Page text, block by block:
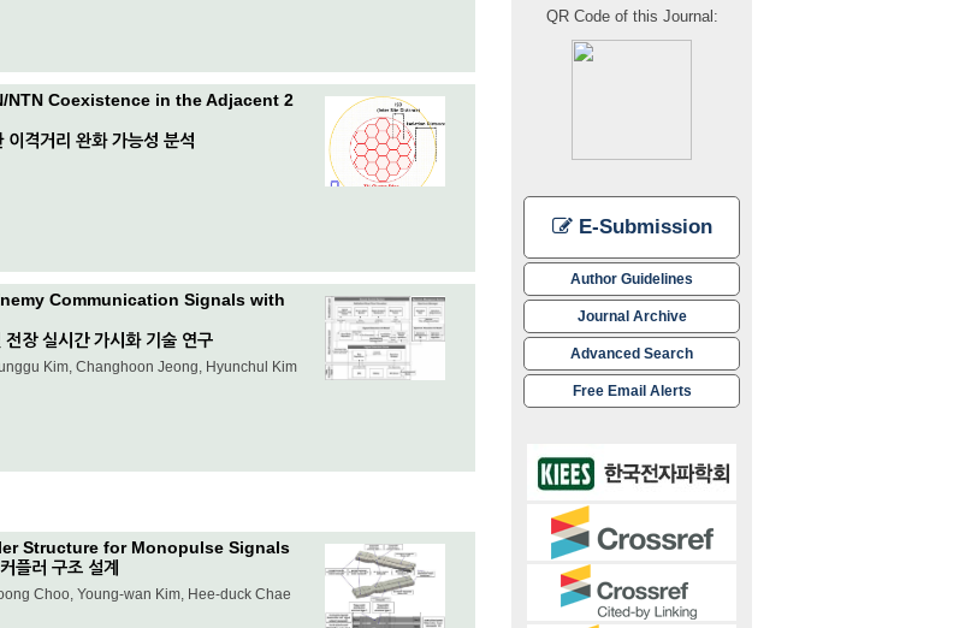
QR Code of this Journal:
E-Submission
Author Guidelines
Journal Archive
Advanced Search
Free Email Alerts
Coexistence in the Adjacent 2
격거리 완화 가능성 분석
Communication Signals with
장 실시간 가시화 기술 연구
Kim, Changhoon Jeong, Hyunchul Kim
Structure for Monopulse Signals
플러 구조 설계
Choo, Young-wan Kim, Hee-duck Chae